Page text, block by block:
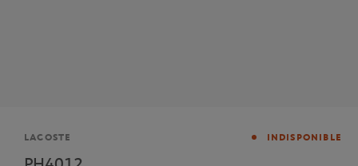
Marque
LACOSTE INDISPONIBLE